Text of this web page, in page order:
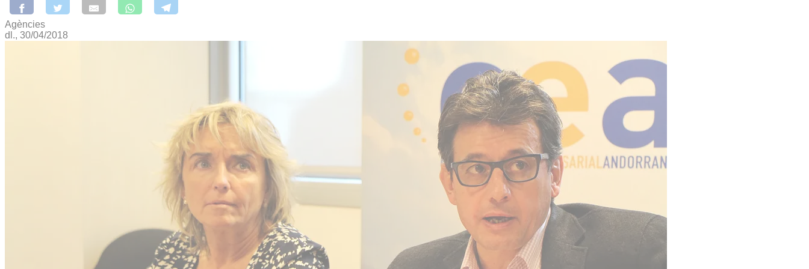
Agències
dl., 30/04/2018